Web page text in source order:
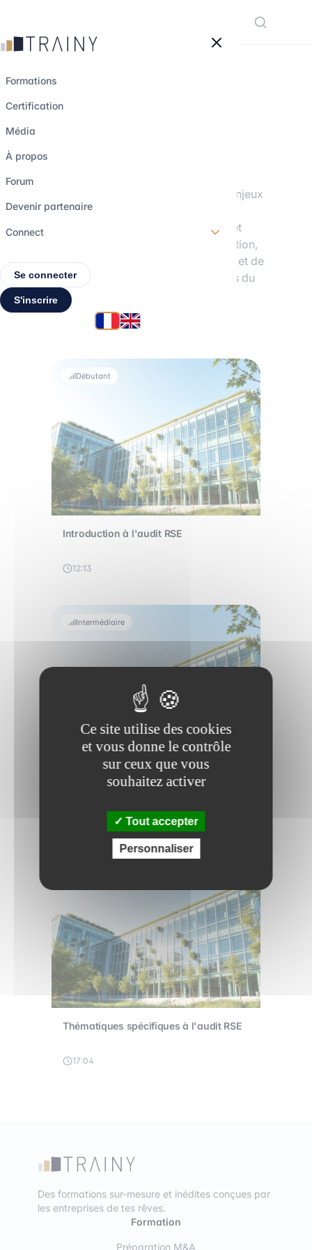
Formations
Certification
Média
À propos
Forum
Devenir partenaire
Connect
Se connecter
S'inscrire
Audit RSE
Découvrez les méthodes d’audit des enjeux
environnementaux, sociaux et de
gouvernance (ESG). Ce module permet
d’évaluer les pratiques d’une organisation,
d’analyser les risques extra-financiers et de
comprendre les principaux référentiels du
secteur.
Introduction à l'audit RSE
12:13
Débutant
Processus d'audit RSE
Intermédiaire
Thématiques spécifiques à l'audit RSE
17:04
Des formations sur-mesure et inédites conçues par
les entreprises de tes rêves.
Formation
Préparation M&A
Ce site utilise des cookies
et vous donne le contrôle
sur ceux que vous
souhaitez activer
Tout accepter
Personnaliser